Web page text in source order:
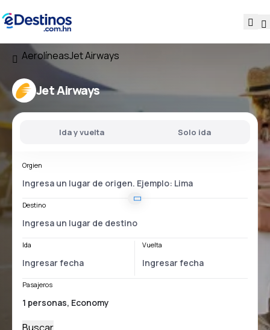
AerolíneasJet Airways
Jet Airways
Ida y vuelta Solo ida
Orgien
Destino
Ida Vuelta
Pasajeros